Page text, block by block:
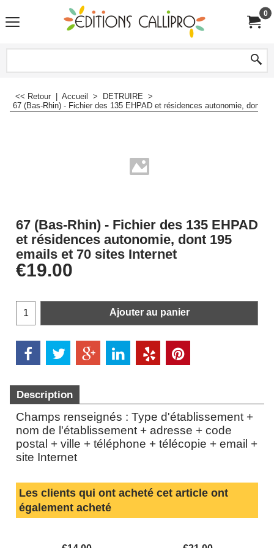
0
<< Retour Accueil > DETRUIRE >
67 (Bas-Rhin) - Fichier des 135 EHPAD et résidences autonomie, dont
67 (Bas-Rhin) - Fichier des 135 EHPAD
et résidences autonomie, dont 195
emails et 70 sites Internet
€19.00
Ajouter au panier
Description
Champs renseignés : Type d'établissement +
nom de l'établissement + adresse + code
postal + ville + téléphone + télécopie + email +
site Internet
Les clients qui ont acheté cet article ont
également acheté